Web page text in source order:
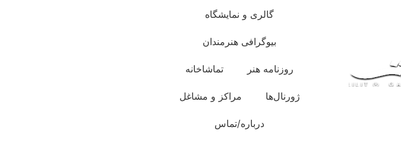
گالری و نمایشگاه
بیوگرافی هنرمندان
روزنامه هنر تماشاخانه
ژورنال‌ها مراکز و مشاغل
درباره/تماس